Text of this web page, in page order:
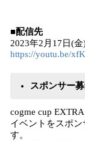
■配信先
2023年2月17日(
https://youtu.be/
スポンサー
cogme cup
イベントをスポ
す。